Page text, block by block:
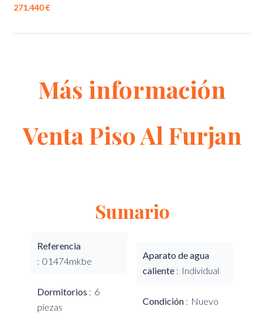
271.440 €
Más información
Venta Piso Al Furjan
Sumario
Referencia
01474mkbe
Dormitorios
6
piezas
Aparato de agua
caliente
Individual
Condición Nuevo